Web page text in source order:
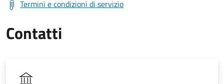
Termini e condizioni di servizio
Contatti